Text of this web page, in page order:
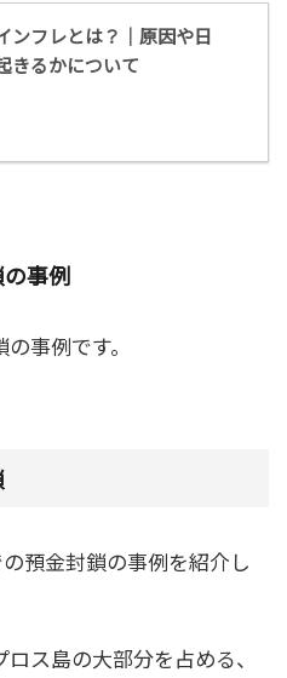
ンフレとは？｜原因や日
きるかについて
事例
事例です。
預金封鎖の事例を紹介し
ス島の大部分を占める、